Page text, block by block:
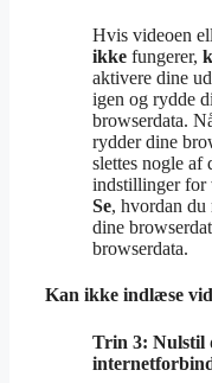
Hvis videoen
ikke fungerer,
aktivere dine
igen og rydde
browserdata.
rydder dine
slettes nogle af
indstillinger for
Se, hvordan du
dine
browserdata.
Kan ikke indlæse
Trin 3: Nulstil